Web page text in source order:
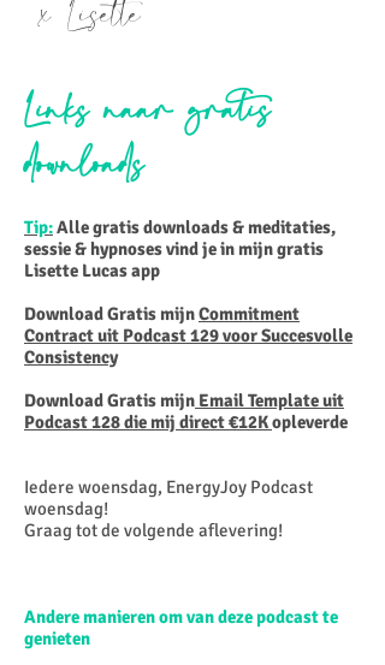
x Lisette
Links naar gratis
downloads
Tip:Alle gratis downloads & meditaties,
sessie & hypnoses vind je in mijn gratis
Lisette Lucas app
Download Gratis mijnCommitment
Contract uit Podcast 129 voor Succesvolle
Consistency
Download Gratis mijn Email Template uit
Podcast 128 die mij direct €12Kopleverde
Iedere woensdag, EnergyJoy Podcast
woensdag!
Graag tot de volgende aflevering!
Andere manieren om van deze podcast te
genieten